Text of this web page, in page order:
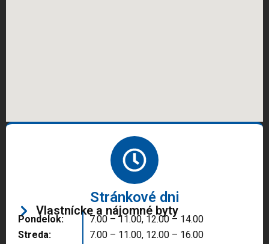
Stránkové dni
Vlastnícke a nájomné byty
Pondelok:
Streda:
7.00 – 11.00, 12.00 – 14.00
7.00 – 11.00, 12.00 – 16.00